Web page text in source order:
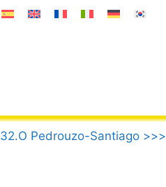
32.O Pedrouzo-Santiago >>>